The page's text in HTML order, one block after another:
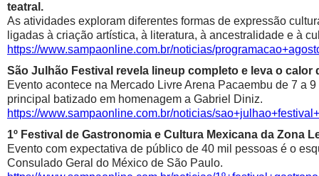
teatral.
As atividades exploram diferentes formas de expressão
ligadas à criação artística, à literatura, à ancestralidade e à
https://www.sampaonline.com.br/noticias/
São Julhão Festival revela lineup completo e leva o calor
Evento acontece na Mercado Livre Arena Pacaembu de 7 a
principal batizado em homenagem a Gabriel Diniz.
https://www.sampaonline.com.br/noticias/
1º Festival de Gastronomia e Cultura Mexicana da Zona
Evento com expectativa de público de 40 mil pessoas é o
Consulado Geral do México de São Paulo.